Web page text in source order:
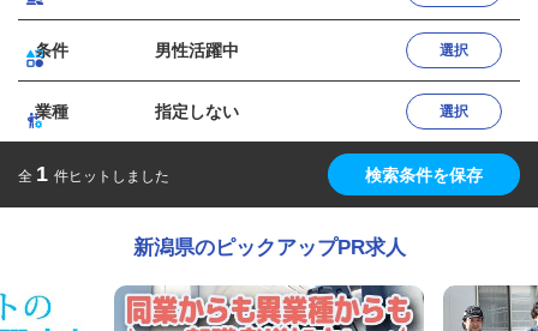
条件 男性活躍中 選択
業種 指定しない 選択
全 1 件ヒットしました 検索条件を保存
新潟県のピックアップPR求人